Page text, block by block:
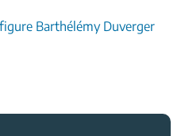
Barthélémy Duverger